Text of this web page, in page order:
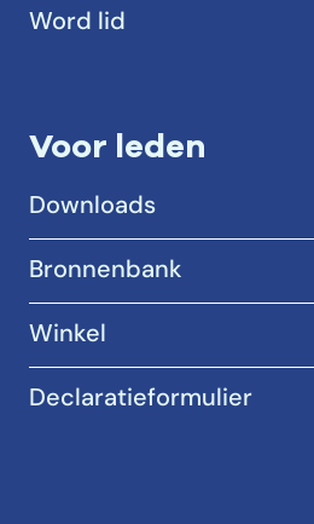
Word lid
Voor leden
Downloads
Bronnenbank
Winkel
Declaratieformulier